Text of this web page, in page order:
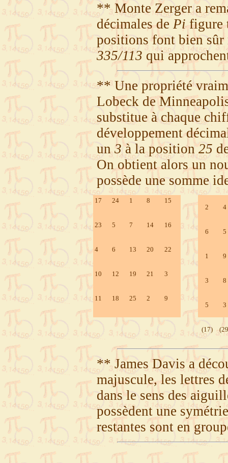
** Monte Zerger a
décimales de Pifigure
positions font bien sûr
335/113 qui
** Une propriété
Lobeck de
substitue à chaque
développement
un 3à la position25
On obtient alors un
possède une somme
17 24 1 8
15
2
4
23 5 7 14
16
6
5
4 6 13 20
22
1
9
10 12 19 21
3
3
8
11 18 25 2
9
5
3
(17)
** James Davis a
majuscule, les lettres
dans le sens des
possèdent une
restantes sont en